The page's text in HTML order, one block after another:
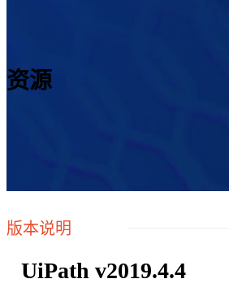
资源
版本说明
UiPath v2019.4.4